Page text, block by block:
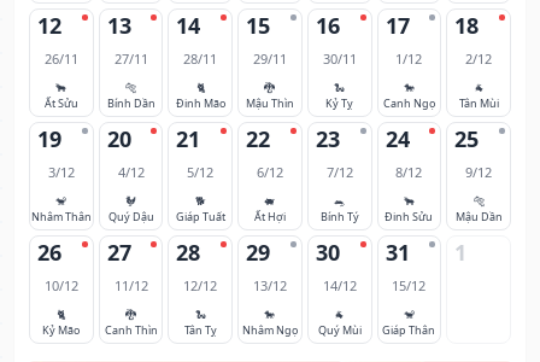
12
26/11
🐂
Ất Sửu
13
27/11
🐅
Bính Dần
14
28/11
🐈
Đinh Mão
15
29/11
🐉
Mậu Thìn
16
30/11
🐍
Kỷ Tỵ
17
1/12
🐎
Canh Ngọ
18
2/12
🐐
Tân Mùi
19
3/12
🐒
Nhâm Thân
20
4/12
🐓
Quý Dậu
21
5/12
🐕
Giáp Tuất
22
6/12
🐖
Ất Hợi
23
7/12
🐀
Bính Tý
24
8/12
🐂
Đinh Sửu
25
9/12
🐅
Mậu Dần
26
10/12
🐈
Kỷ Mão
27
11/12
🐉
Canh Thìn
28
12/12
🐍
Tân Tỵ
29
13/12
🐎
Nhâm Ngọ
30
14/12
🐐
Quý Mùi
31
15/12
🐒
Giáp Thân
1